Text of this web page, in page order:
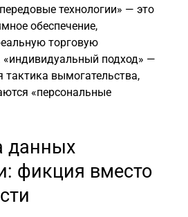
технологии» — это
обеспечение,
торговую
«индивидуальный подход» —
тактика вымогательства,
«персональные
данных
фикция вместо